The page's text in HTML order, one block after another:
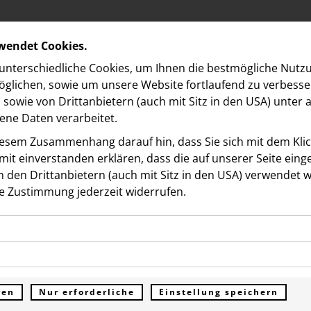
X X.O Grill: Eigens
Burger ab 12. Juli auf
Cookies.
Cookies, um Ihnen die best­mögliche
sowie um unsere Website fortlaufend zu
von Drittanbietern (auch mit Sitz in den USA) unter
Daten verarbeitet.
Zusammenhang darauf hin, dass Sie sich mit dem
ein­ver­standen erklären, dass die auf unserer Seite
den Drittanbietern (auch mit Sitz in den USA) verwendet
Zustimmung jederzeit widerrufen.
ermöglichen grundlegende Funktionen und sind für
der Website erforderlich. Diese Cookies
Daten und werden an keine Dritten übermittelt.
erfassen Informationen anonym. Diese Informationen
unsere Besucher unsere Website nutzen.
Nur erforderliche Einstellung speichern